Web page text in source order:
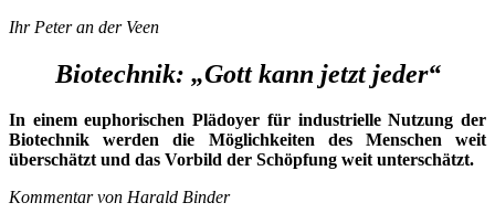
Ihr Peter an der Veen
Biotechnik: „Gott kann jetzt jeder“
In einem euphorischen Plädoyer für industrielle Nutzung der
Biotechnik werden die Möglichkeiten des Menschen weit
überschätzt und das Vorbild der Schöpfung weit unterschätzt.
Kommentar von Harald Binder